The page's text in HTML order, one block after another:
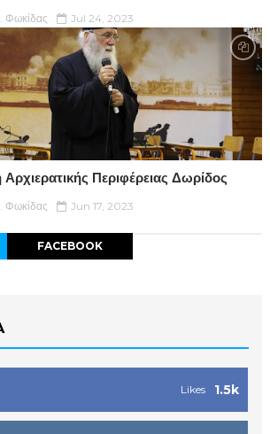
Φωκίδας Jul 24, 2023
Περιφέρειας Δωρίδος
Φωκίδας Jun 17, 2023
FACEBOOK
1.5k
Likes